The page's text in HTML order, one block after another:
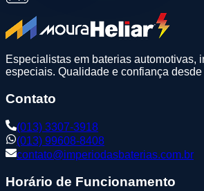
Especialistas em baterias automotivas,
especiais. Qualidade e confiança desde
Contato
(013) 3307-3918
(013) 99608-8408
contato@imperiodasbaterias.com.br
Horário de Funcionamento